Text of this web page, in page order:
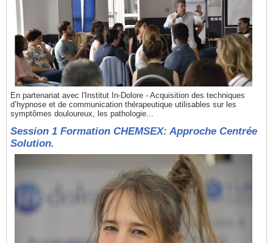
En partenariat avec l'Institut In-Dolore - Acquisition des techniques
d’hypnose et de communication thérapeutique utilisables sur les
symptômes douloureux, les pathologie...
Session 1 Formation CHEMSEX: Approche Centrée
Solution.